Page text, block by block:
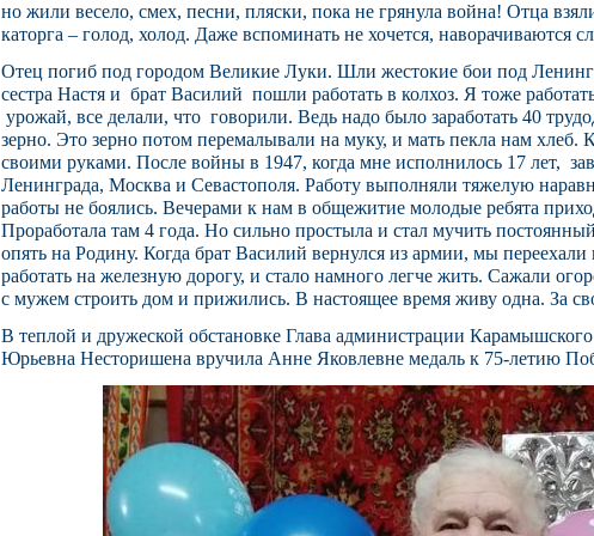
но жили весело, смех, песни, пляски, пока не грянула война! Отца
каторга – голод, холод. Даже вспоминать не хочется, наворачиваются
Отец погиб под городом Великие Луки. Шли жестокие бои под
сестра Настя и брат Василий пошли работать в колхоз. Я тоже
урожай, все делали, что говорили. Ведь надо было заработать 40
зерно. Это зерно потом перемалывали на муку, и мать пекла нам хлеб.
своими руками. После войны в 1947, когда мне исполнилось 17 лет,
Ленинграда, Москва и Севастополя. Работу выполняли тяжелую
работы не боялись. Вечерами к нам в общежитие молодые ребята
Проработала там 4 года. Но сильно простыла и стал мучить
опять на Родину. Когда брат Василий вернулся из армии, мы
работать на железную дорогу, и стало намного легче жить. Сажали
с мужем строить дом и прижились. В настоящее время живу одна. За
В теплой и дружеской обстановке Глава администрации
Юрьевна Несторишена вручила Анне Яковлевне медаль к 75-летию